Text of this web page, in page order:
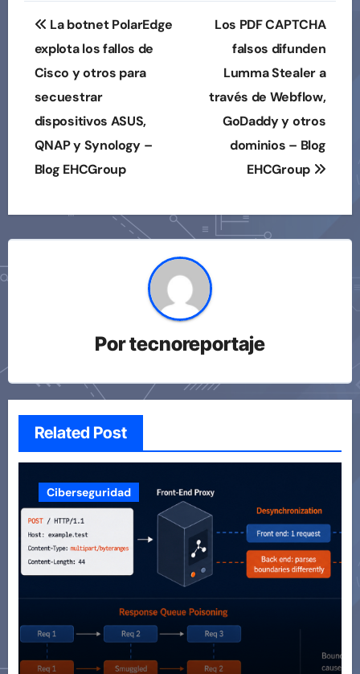
Navegación
de
entradas
La botnet PolarEdge
explota los fallos de
Cisco y otros para
secuestrar
dispositivos ASUS,
QNAP y Synology –
Blog EHCGroup
Los PDF CAPTCHA
falsos difunden
Lumma Stealer a
través de Webflow,
GoDaddy y otros
dominios – Blog
EHCGroup
Portecnoreportaje
Related Post
Ciberseguridad